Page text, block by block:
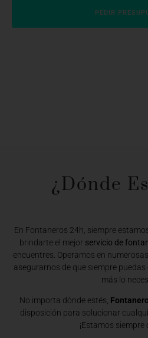
PEDIR
¿Dónde
En Fontaneros 24h, siempre
brindarte el mejor servicio de
encuentres. Operamos en
asegurarnos de que siempre
más lo
No importa dónde estés,
disposición para solucionar
¡Estamos siempre